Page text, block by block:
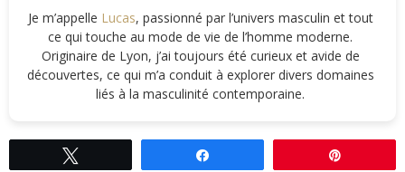
Je m’appelle Lucas, passionné par l’univers masculin et tout
ce qui touche au mode de vie de l’homme moderne.
Originaire de Lyon, j’ai toujours été curieux et avide de
découvertes, ce qui m’a conduit à explorer divers domaines
liés à la masculinité contemporaine.